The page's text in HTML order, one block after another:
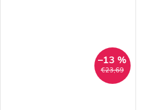
€23,69
–13 %